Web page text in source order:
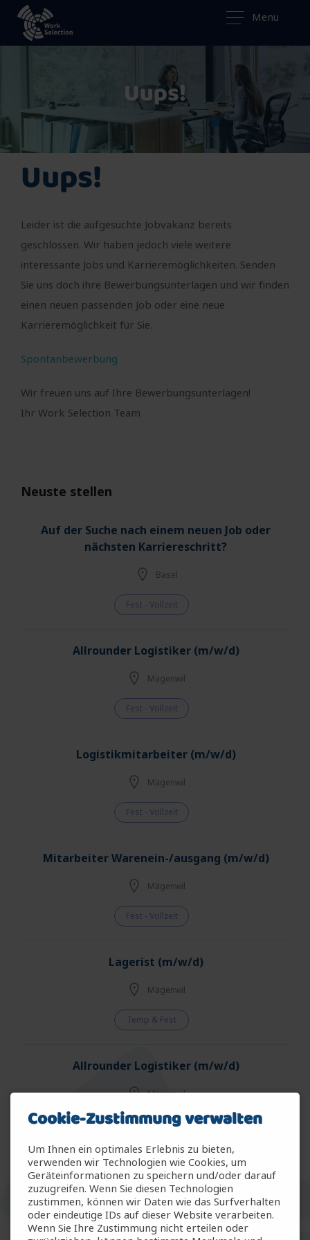
Menu
Uups!
Uups!
Leider ist die aufgesuchte Jobvakanz bereits
geschlossen. Wir haben jedoch viele weitere
interessante Jobs und Karrieremöglichkeiten. Senden
Sie uns doch ihre Bewerbungsunterlagen und wir finden
einen neuen passenden Job oder eine neue
Karrieremöglichkeit für Sie.
Spontanbewerbung
Wir freuen uns auf Ihre Bewerbungsunterlagen!
Ihr Work Selection Team
Neuste stellen
Auf der Suche nach einem neuen Job oder
nächsten Karriereschritt?
Basel
Fest - Vollzeit
Allrounder Logistiker (m/w/d)
Mägenwil
Fest - Vollzeit
Logistikmitarbeiter (m/w/d)
Mägenwil
Fest - Vollzeit
Mitarbeiter Warenein-/ausgang (m/w/d)
Mägenwil
Fest - Vollzeit
Lagerist (m/w/d)
Mägenwil
Temp & Fest
Allrounder Logistiker (m/w/d)
Mägenwil
Temp & Fest
Allrounder Gartenbau (m/w/d)
Arbon
Temp & Fest
Cookie-Zustimmung verwalten
Um Ihnen ein optimales Erlebnis zu bieten,
verwenden wir Technologien wie Cookies, um
Geräteinformationen zu speichern und/oder darauf
zuzugreifen. Wenn Sie diesen Technologien
zustimmen, können wir Daten wie das Surfverhalten
oder eindeutige IDs auf dieser Website verarbeiten.
Wenn Sie Ihre Zustimmung nicht erteilen oder